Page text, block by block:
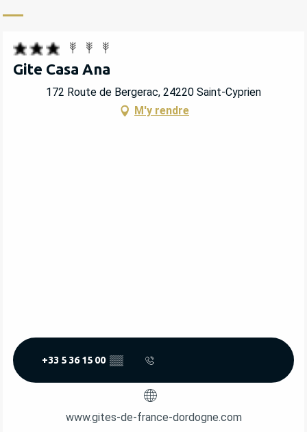
Gite Casa Ana
172 Route de Bergerac, 24220 Saint-Cyprien
M'y rendre
+33 5 36 15 00 ▒▒
www.gites-de-france-dordogne.com